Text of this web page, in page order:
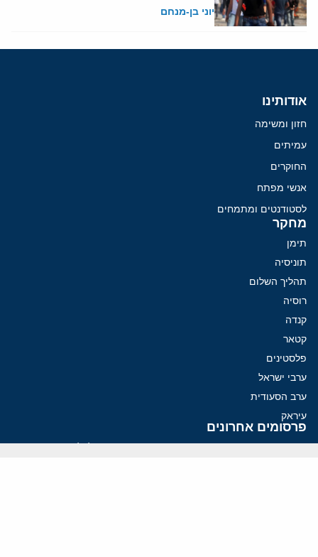
יוני בן-מנחם
אודותינו
חזון ומשימה
עמיתים
החוקרים
אנשי מפתח
לסטודנטים ומתמחים
מחקר
תימן
תוניסיה
תהליך השלום
רוסיה
קנדה
קטאר
פלסטינים
ערבי ישראל
ערב הסעודית
עיראק
פרסומים אחרונים
איראן מסמנת התקדמות בהורמוז, הקיצונים מנסים לבלום